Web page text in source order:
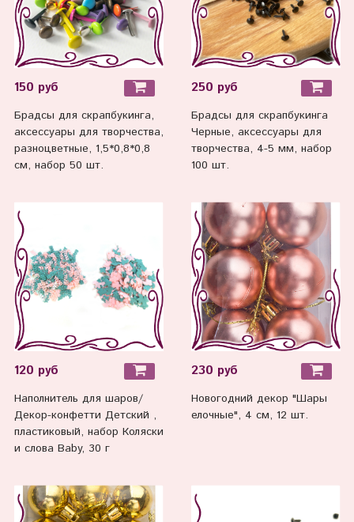
150 руб
Брадсы для скрапбукинга,
аксессуары для творчества,
разноцветные, 1,5*0,8*0,8
см, набор 50 шт.
250 руб
Брадсы для скрапбукинга
Черные, аксессуары для
творчества, 4-5 мм, набор
100 шт.
120 руб
Наполнитель для шаров/
Декор-конфетти Детский ,
пластиковый, набор Коляски
и слова Baby, 30 г
230 руб
Новогодний декор "Шары
елочные", 4 см, 12 шт.